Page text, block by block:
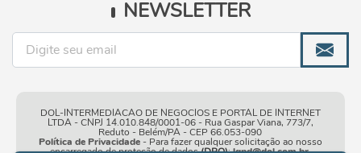
NEWSLETTER
DOL-INTERMEDIACAO DE NEGOCIOS E PORTAL DE INTERNET
LTDA - CNPJ 14.010.848/0001-06 - Rua Gaspar Viana, 773/7,
Reduto - Belém/PA - CEP 66.053-090
Política de Privacidade- Para fazer qualquer solicitação ao nosso